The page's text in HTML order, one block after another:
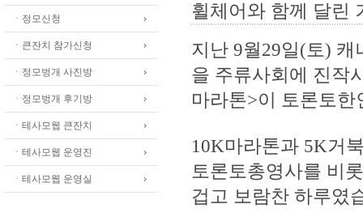
ㆍ정모신청
ㆍ큰잔치 참가신청
ㆍ정모벙개 사진방
ㆍ정모벙개 후기방
ㆍ테사모웹 큰잔치
ㆍ테사모웹 운영진
ㆍ테사모웹 운영실
휠체어와 함께 달린
지난 9월29일(토)
을 주류사회에 진작
마라톤>이 토론토
10K마라톤과 5K거
토론토총영사를 비
겁고 보람찬 하루였